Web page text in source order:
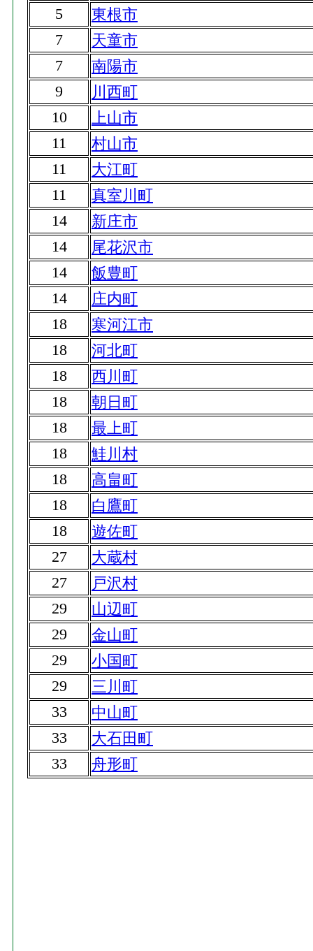
5
東根市
7
天童市
7
南陽市
9
川西町
10
上山市
11
村山市
11
大江町
11
真室川町
14
新庄市
14
尾花沢市
14
飯豊町
14
庄内町
18
寒河江市
18
河北町
18
西川町
18
朝日町
18
最上町
18
鮭川村
18
高畠町
18
白鷹町
18
遊佐町
27
大蔵村
27
戸沢村
29
山辺町
29
金山町
29
小国町
29
三川町
33
中山町
33
大石田町
33
舟形町